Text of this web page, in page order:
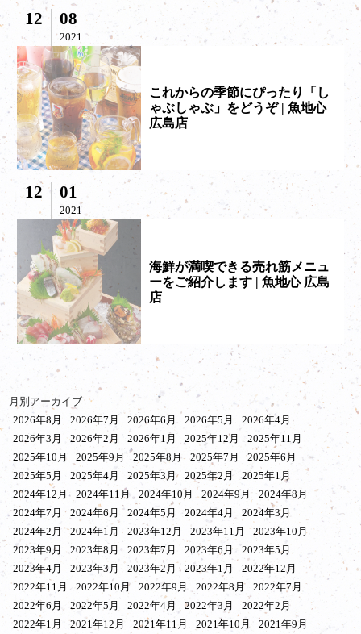
12 08
2021
これからの季節にぴったり「し
ゃぶしゃぶ」をどうぞ | 魚地心
広島店
12 01
2021
海鮮が満喫できる売れ筋メニュ
ーをご紹介します | 魚地心 広島
店
月別アーカイブ
2026年8月
2026年7月 2026年6月 2026年5月
2026年4月
2026年3月
2026年2月 2026年1月 2025年12月
2025年11月
2025年10月
2025年9月 2025年8月 2025年7月
2025年6月
2025年5月
2025年4月 2025年3月 2025年2月
2025年1月
2024年12月
2024年11月 2024年10月 2024年9月
2024年8月
2024年7月
2024年6月 2024年5月 2024年4月
2024年3月
2024年2月
2024年1月 2023年12月 2023年11月
2023年10月
2023年9月
2023年8月 2023年7月 2023年6月
2023年5月
2023年4月
2023年3月 2023年2月 2023年1月
2022年12月
2022年11月
2022年10月 2022年9月 2022年8月
2022年7月
2022年6月
2022年5月 2022年4月 2022年3月
2022年2月
2022年1月
2021年12月 2021年11月 2021年10月
2021年9月